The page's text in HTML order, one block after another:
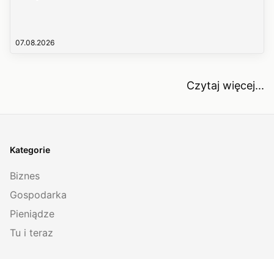
07.08.2026
Czytaj więcej...
Kategorie
Biznes
Gospodarka
Pieniądze
Tu i teraz